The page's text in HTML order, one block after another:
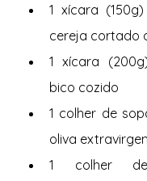
1 xícara
cereja cortado
1 xícara
bico cozido
1 colher de
oliva